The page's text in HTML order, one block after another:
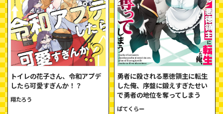
トイレの花子さん、令和アプデ
したら可愛すぎんか！？
翔たろう
勇者に殺される悪徳領主に転生
した俺、序盤に鍛えすぎたせい
で勇者の地位を奪ってしまう
ぱてくらー